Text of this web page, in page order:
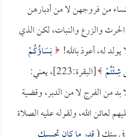
النساء من فروجهن لا من أدبارهن
الحرث والزرع والنبات، لكن الذي
له، أعوذ بالله! نِسَاؤُكُمْ
شِئْتُمْ
[البقرة:223]، يعني:
بد من الفرج لا من الدبر، وقضية
لعائن الله، ولقوله عليه الصلاة